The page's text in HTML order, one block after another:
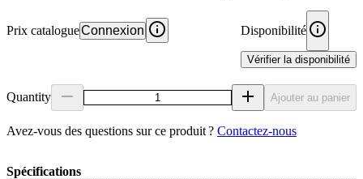
Prix catalogueConnexion Disponibilité
Vérifier la disponibilité
Quantity Ajouter au panier
Avez‑vous des questions sur ce produit ? Contactez‑nous
Spécifications